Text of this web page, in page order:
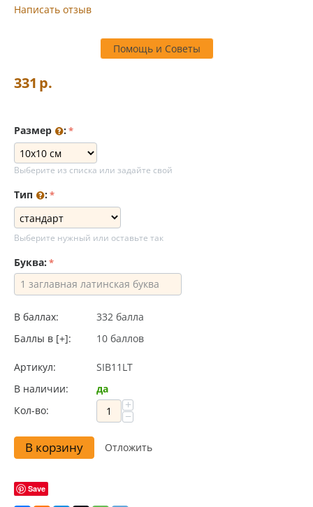
Написать отзыв
Помощь и Советы
331 р.
Размер :
Выберите из списка или задайте свой
Тип :
Выберите нужный или оставьте так
Буква:
В баллах:
332 балла
Баллы в [+]:
10 баллов
Артикул:
SIB11LT
В наличии:
да
Кол-во:
+
−
В корзину Отложить
Save